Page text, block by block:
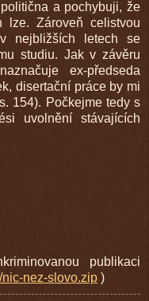
a pochybuji, že
lze. Zároveň celistvou
nejbližších letech se
studiu. Jak v závěru
ex-předseda
disertační práce by mi
154). Počkejme tedy s
uvolnění stávajících
publikaci
nic-nez-slovo.zip )